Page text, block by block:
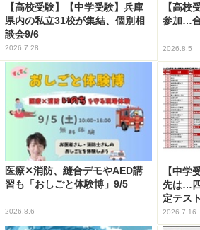
【高校受験】【中学受験】兵庫
県内の私立31校が集結、個別相
談会9/6
2026.7.28
【高校
参加…
2026.8.5
医療✕消防、縫合デモやAED講
習も「おしごと体験博」9/5
2026.8.6
【中学
先は…
定テス
2026.7.16